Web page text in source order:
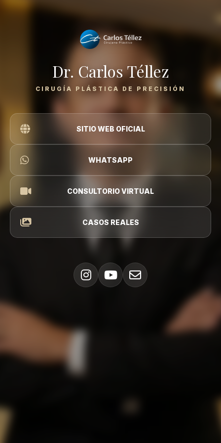
Dr. Carlos Téllez
CIRUGÍA PLÁSTICA DE PRECISIÓN
SITIO WEB OFICIAL
WHATSAPP
CONSULTORIO VIRTUAL
CASOS REALES